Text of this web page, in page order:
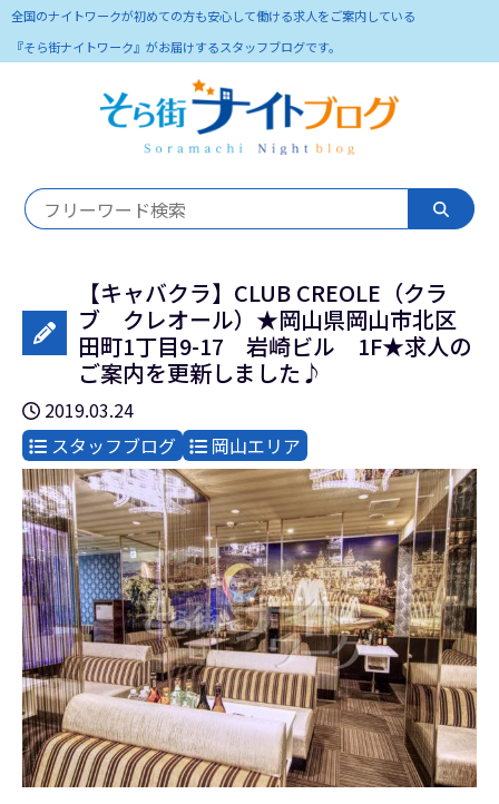
全国のナイトワークが初めての方も安心して働ける求人をご案内している
『そら街ナイトワーク』がお届けするスタッフブログです。
【キャバクラ】CLUB CREOLE（クラ
ブ クレオール）★岡山県岡山市北区
田町1丁目9-17 岩崎ビル 1F★求人の
ご案内を更新しました♪
2019.03.24
スタッフブログ
岡山エリア